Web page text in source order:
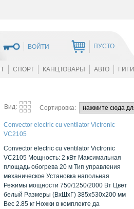
ВОЙТИ ПУСТО
СПОРТ КАНЦТОВАРЫ АВТО
Вид: Сортировка:
Convector electric cu ventilator Victronic
VC2105
Convector electric cu ventilator Victronic
VC2105 Мощность: 2 кВт Максимальная
площадь обогрева 20 м Тип управления
механическое Установка напольная
Режимы мощности 750/1250/2000 Вт Цвет
белый Размеры (ВxШxГ) 385x530x200 мм
Вес 2.85 кг Ножки в комплекте да